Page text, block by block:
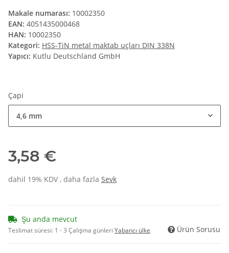
Makale numarası: 10002350
EAN: 4051435000468
HAN: 10002350
Kategori: HSS-TiN metal maktab uçları DIN 338N
Yapıcı: Kutlu Deutschland GmbH
Çapi
4,6 mm
3,58 €
dahil 19% KDV , daha fazla Sevk
Şu anda mevcut
Teslimat süresi: 1 - 3 Çalışma günleri Yabancı ülke Ürün Sorusu